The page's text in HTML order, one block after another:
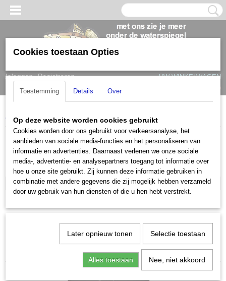
Inloggen Registreren
UW WINKELWAGEN
(0)
Home > Raymarine Dragonfly
Raymarine
Axiom
Dragonfly
Element
Sorteer op:
Cookies toestaan Opties
Toestemming Details Over
Op deze website worden cookies gebruikt
Cookies worden door ons gebruikt voor verkeersanalyse, het
aanbieden van sociale media-functies en het personaliseren van
informatie en advertenties. Daarnaast verlenen we onze sociale
media-, advertentie- en analysepartners toegang tot informatie over
hoe u onze site gebruikt. Zij kunnen deze informatie gebruiken in
combinatie met andere gegevens die zij mogelijk hebben verzameld
door uw gebruik van hun diensten of die u hen hebt verstrekt.
Later opnieuw tonen Selectie toestaan
Alles toestaan Nee, niet akkoord